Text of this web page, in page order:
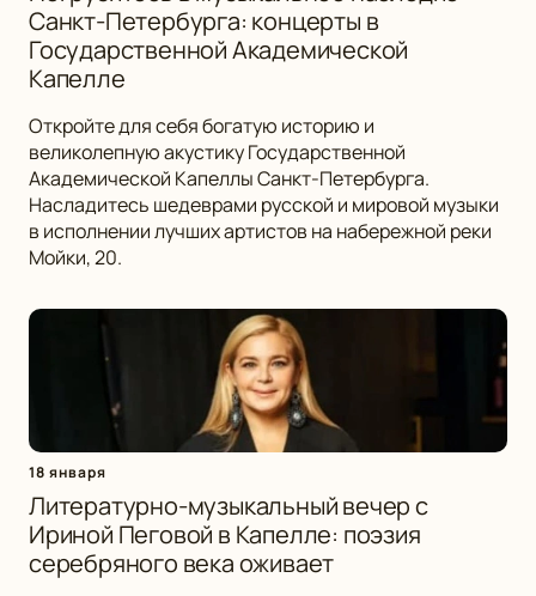
Санкт-Петербурга: концерты в
Государственной Академической
Капелле
Откройте для себя богатую историю и
великолепную акустику Государственной
Академической Капеллы Санкт-Петербурга.
Насладитесь шедеврами русской и мировой музыки
в исполнении лучших артистов на набережной реки
Мойки, 20.
18 января
Литературно-музыкальный вечер с
Ириной Пеговой в Капелле: поэзия
серебряного века оживает